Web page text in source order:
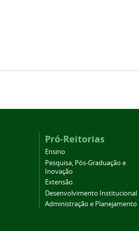
Pró-Reitorias
Ensino
Pesquisa, Pós-Graduação e
Inovação
Extensão
Desenvolvimento Institucional
Administração e Planejamento